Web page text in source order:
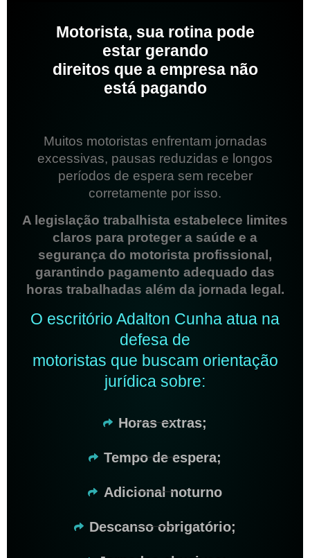
Motorista, sua rotina pode
estar gerando
direitos que a empresa não
está pagando
Muitos motoristas enfrentam jornadas
excessivas, pausas reduzidas e longos
períodos de espera sem receber
corretamente por isso.
A legislação trabalhista estabelece limites
claros para proteger a saúde e a
segurança do motorista profissional,
garantindo pagamento adequado das
horas trabalhadas além da jornada legal.
O escritório Adalton Cunha atua na
defesa de
motoristas que buscam orientação
jurídica sobre:
Horas extras;
Tempo de espera;
Adicional noturno
Descanso obrigatório;